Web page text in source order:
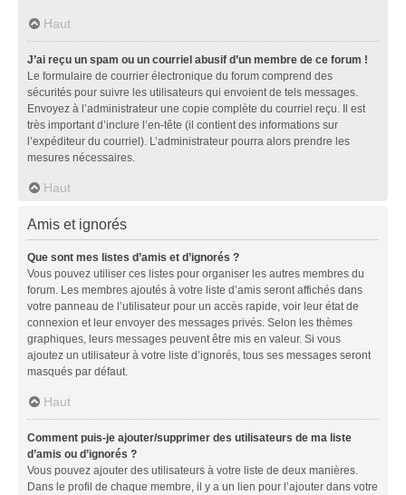
Haut
J’ai reçu un spam ou un courriel abusif d’un membre de ce forum !
Le formulaire de courrier électronique du forum comprend des
sécurités pour suivre les utilisateurs qui envoient de tels messages.
Envoyez à l’administrateur une copie complète du courriel reçu. Il est
très important d’inclure l’en-tête (il contient des informations sur
l’expéditeur du courriel). L’administrateur pourra alors prendre les
mesures nécessaires.
Haut
Amis et ignorés
Que sont mes listes d’amis et d’ignorés ?
Vous pouvez utiliser ces listes pour organiser les autres membres du
forum. Les membres ajoutés à votre liste d’amis seront affichés dans
votre panneau de l’utilisateur pour un accès rapide, voir leur état de
connexion et leur envoyer des messages privés. Selon les thèmes
graphiques, leurs messages peuvent être mis en valeur. Si vous
ajoutez un utilisateur à votre liste d’ignorés, tous ses messages seront
masqués par défaut.
Haut
Comment puis-je ajouter/supprimer des utilisateurs de ma liste
d’amis ou d’ignorés ?
Vous pouvez ajouter des utilisateurs à votre liste de deux manières.
Dans le profil de chaque membre, il y a un lien pour l’ajouter dans votre